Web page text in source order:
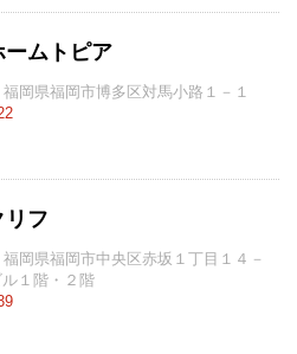
ームトピア
福岡県福岡市博多区対馬小路１－１
リフ
福岡県福岡市中央区赤坂１丁目１４－
１階・２階